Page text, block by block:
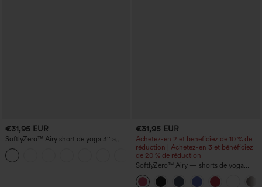
€31,95 EUR
SoftlyZero™ Airy short de yoga 3'' à
taille haute, froncé, InstantCool, avec
poches
+11
€31,95 EUR
Achetez-en 2 et bénéficiez de 10 % de
réduction | Achetez-en 3 et bénéficiez
de 20 % de réduction
SoftlyZero™ Airy — shorts de yoga
super taille haute 2-en-1 InstantCool
avec poches